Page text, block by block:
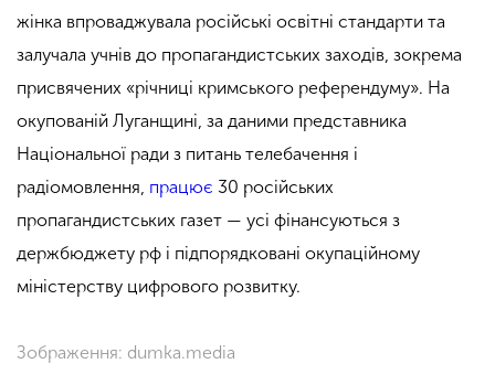
жінка впроваджувала російські освітні стандарти та
залучала учнів до пропагандистських заходів, зокрема
присвячених «річниці кримського референдуму». На
окупованій Луганщині, за даними представника
Національної ради з питань телебачення і
радіомовлення, працює 30 російських
пропагандистських газет — усі фінансуються з
держбюджету рф і підпорядковані окупаційному
міністерству цифрового розвитку.
Зображення: dumka.media